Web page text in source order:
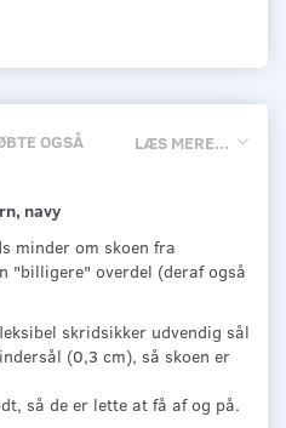
LÆS MERE...
OGSÅ
navy
minder om skoen fra
"billigere" overdel (deraf også
skridsikker udvendig sål
(0,3 cm), så skoen er
så de er lette at få af og på.